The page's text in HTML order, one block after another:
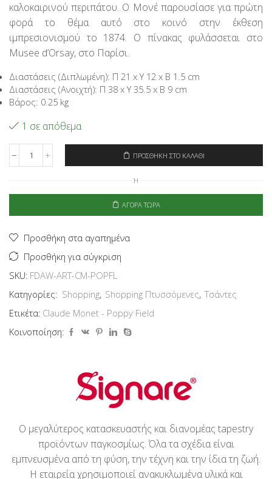
καλοκαιρινού περιπάτου. Ο Μονέ παρουσίασε για πρώτη
φορά το θέμα αυτό στο κοινό στην έκθεση
ιμπρεσιονισμού το 1874. Ο πίνακας φυλάσσεται στο
Musee d’Orsay, στο Παρίσι.
Διαστάσεις (Διπλωμένη): Π 21 x Υ 12 x Β 1.5 cm
Διαστάσεις (Ανοιχτή): Π 38 x Υ 35.5 x Β 9 cm
Βάρος: 0.25 kg
1 σε απόθεμα
Signare
Πτυσσόμενη
Claude
Poppy
Field
ποσότητα
ΠΡΟΣΘΉΚΗ ΣΤΟ ΚΑΛΆΘΙ
Ή
ΑΓΟΡΆ ΤΏΡΑ
Προσθήκη στα αγαπημένα
Προσθήκη για σύγκριση
SKU: FDAW-ART-CM-POPFL
Κατηγορίες: Shopping, Shopping Πτυσσόμενες, Τσάντες
Ετικέτα: Claude Monet - Poppy Field
Κοινοποίηση:
Ο μεγαλύτερος κατασκευαστής και διανομέας tapestry
προϊόντων παγκοσμίως. Όλα τα σχέδια είναι
εμπνευσμένα από τη φύση, την τέχνη και την ίδια τη ζωή.
Η εταιρεία χρησιμοποιεί ανακυκλωμένα υλικά και